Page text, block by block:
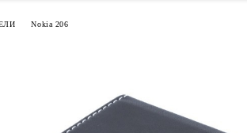
Nokia 206